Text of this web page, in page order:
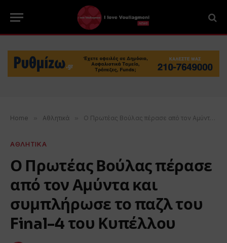
Home » Αθλητικά » Ο Πρωτέας Βούλας πέρασε από τον Αμύντα και συμπλήρωσε το παζλ του Final-4 του Κυπέλλου
ΑΘΛΗΤΙΚΑ
Ο Πρωτέας Βούλας πέρασε
από τον Αμύντα και
συμπλήρωσε το παζλ του
Final-4 του Κυπέλλου